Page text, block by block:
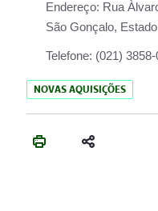
Endereço: Rua
São Gonçalo,
Telefone: (021)
NOVAS AQUISIÇÕES